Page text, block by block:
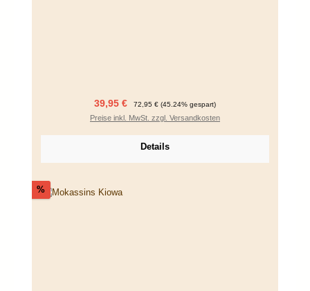
Verkaufspreis:
39,95 € Regulärer Preis:
72,95 € (45.24% gespart)
Preise inkl. MwSt. zzgl. Versandkosten
Details
%Rabatt